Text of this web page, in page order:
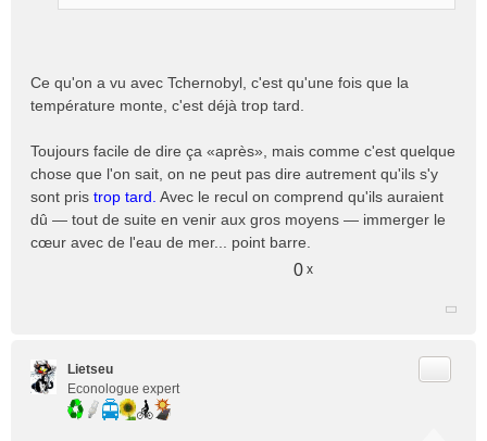
Ce qu'on a vu avec Tchernobyl, c'est qu'une fois que la
température monte, c'est déjà trop tard.
Toujours facile de dire ça «après», mais comme c'est quelque
chose que l'on sait, on ne peut pas dire autrement qu'ils s'y
sont pris trop tard. Avec le recul on comprend qu'ils auraient
dû — tout de suite en venir aux gros moyens — immerger le
cœur avec de l'eau de mer... point barre.
0 x
Lietseu
Econologue expert